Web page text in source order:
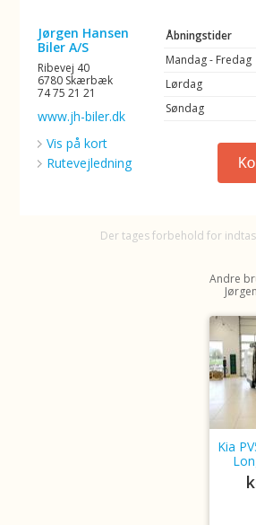
Jørgen Hansen
Biler A/S
Ribevej 40
6780 Skærbæk
74 75 21 21
www.jh-biler.dk
Vis på kort
Rutevejledning
Åbningstider
Mandag - Fredag
Lørdag
Søndag
Der tages forbehold for
Andre
Kia